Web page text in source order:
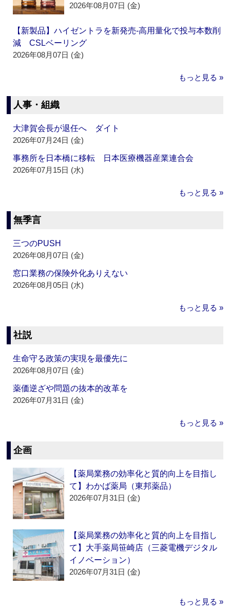
2026年08月07日 (金)
【新製品】ハイゼントラを新発売‐高用量化で投与本数削
減 CSLベーリング
2026年08月07日 (金)
もっと見る »
人事・組織
大津賀会長が退任へ ダイト
2026年07月24日 (金)
事務所を日本橋に移転 日本医療機器産業連合会
2026年07月15日 (水)
もっと見る »
無季言
三つのPUSH
2026年08月07日 (金)
窓口業務の保険外化ありえない
2026年08月05日 (水)
もっと見る »
社説
生命守る政策の実現を最優先に
2026年08月07日 (金)
薬価逆ざや問題の抜本的改革を
2026年07月31日 (金)
もっと見る »
企画
【薬局業務の効率化と質的向上を目指し
て】わかば薬局（東邦薬品）
2026年07月31日 (金)
【薬局業務の効率化と質的向上を目指し
て】大手薬局笹崎店（三菱電機デジタル
イノベーション）
2026年07月31日 (金)
もっと見る »